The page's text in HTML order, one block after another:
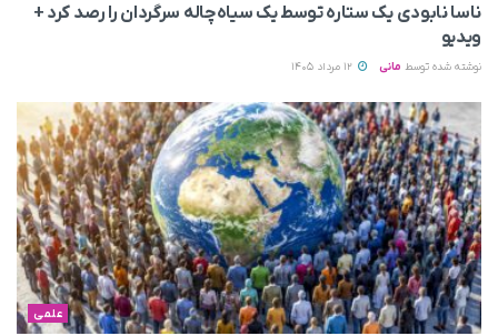
ناسا نابودی یک ستاره توسط یک سیاه‌چاله سرگردان را رصد کرد +
ویدیو
نوشته شده توسط مانی
علمی